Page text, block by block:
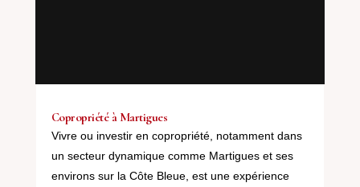
Copropriété à Martigues
Vivre ou investir en copropriété, notamment dans
un secteur dynamique comme Martigues et ses
environs sur la Côte Bleue, est une expérience